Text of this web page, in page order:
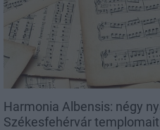
Harmonia Albensis: négy
Székesfehérvár templomait